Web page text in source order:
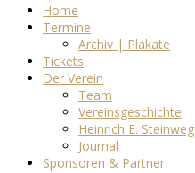
Home
Termine
Archiv | Plakate
Tickets
Der Verein
Team
Vereinsgeschichte
Heinrich E. Steinweg
Journal
Sponsoren & Partner